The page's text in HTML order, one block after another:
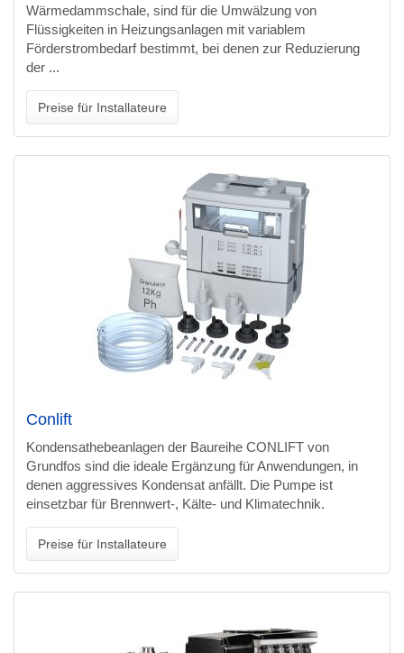
Wärmedammschale, sind für die Umwälzung von
Flüssigkeiten in Heizungsanlagen mit variablem
Förderstrombedarf bestimmt, bei denen zur Reduzierung
der ...
Preise für Installateure
Conlift
Kondensathebeanlagen der Baureihe CONLIFT von
Grundfos sind die ideale Ergänzung für Anwendungen, in
denen aggressives Kondensat anfällt. Die Pumpe ist
einsetzbar für Brennwert-, Kälte- und Klimatechnik.
Preise für Installateure